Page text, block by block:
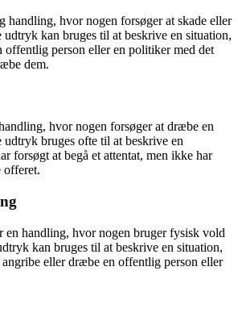
handling, hvor nogen forsøger at skade eller
kan bruges til at beskrive en situation,
offentlig person eller en politiker med det
dem.
hvor nogen forsøger at dræbe en
udtryk bruges ofte til at beskrive en
forsøgt at begå et attentat, men ikke har
offeret.
en handling, hvor nogen bruger fysisk vold
kan bruges til at beskrive en situation,
eller dræbe en offentlig person eller